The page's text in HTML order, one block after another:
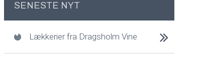
SENESTE NYT
Lækkerier fra Dragsholm Vine